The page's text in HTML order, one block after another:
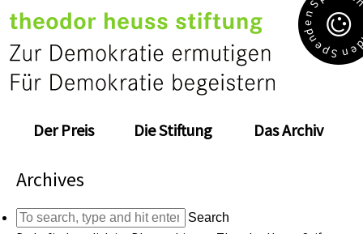
Der Preis Die Stiftung Das Archiv
S
p
e
n
d
e
n
S
e
n
Archives
Search